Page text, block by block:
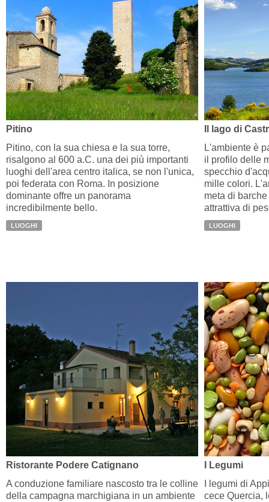
Pitino
Pitino, con la sua chiesa e la sua torre,
risalgono al 600 a.C. una dei più importanti
luoghi dell'area centro italica, se non l'unica,
poi federata con Roma. In posizione
dominante offre un panorama
incredibilmente bello.
LUOGHI
Il lago di
L'ambiente è
il profilo delle
specchio
mille colori.
meta di
attrattiva di
LUOGHI
Ristorante Podere Catignano
A conduzione familiare nascosto tra le colline
della campagna marchigiana in un ambiente
I Legumi
I legumi di
cece Quercia,